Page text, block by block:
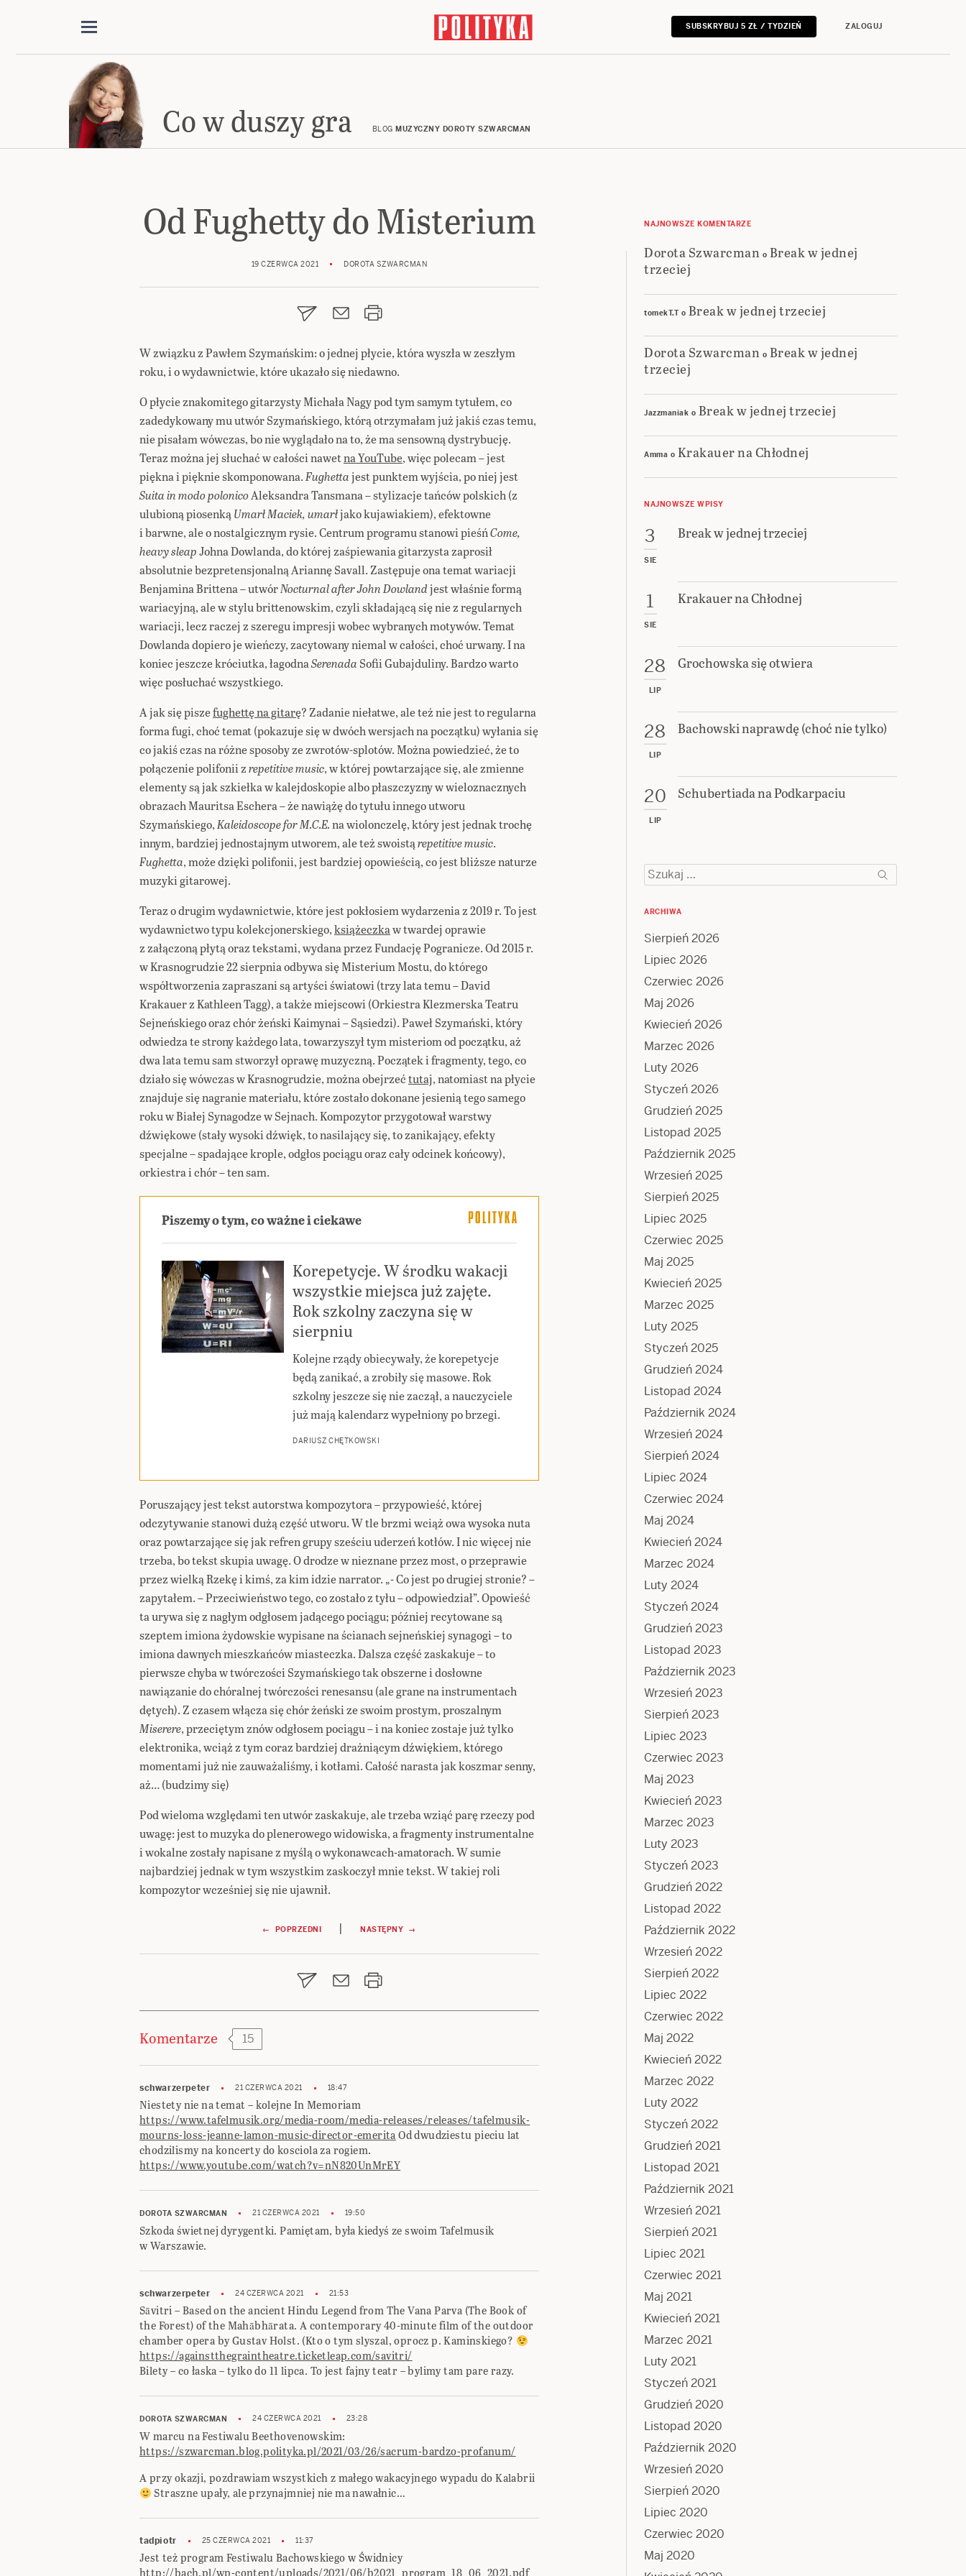
SUBSKRYBUJ 5 ZŁ / TYDZIEŃ ZALOGUJ
Co w duszy gra BLOG MUZYCZNY DOROTY SZWARCMAN
Od Fughetty do Misterium
19 CZERWCA 2021 DOROTA SZWARCMAN
W związku z Pawłem Szymańskim: o jednej płycie, która wyszła w zeszłym
roku, i o wydawnictwie, które ukazało się niedawno.
O płycie znakomitego gitarzysty Michała Nagy pod tym samym tytułem, co
zadedykowany mu utwór Szymańskiego, którą otrzymałam już jakiś czas temu,
nie pisałam wówczas, bo nie wyglądało na to, że ma sensowną dystrybucję.
Teraz można jej słuchać w całości nawetna YouTube, więc polecam – jest
piękna i pięknie skomponowana.Fughettajest punktem wyjścia, po niej jest
Suita in modo polonicoAleksandra Tansmana – stylizacje tańców polskich (z
ulubioną piosenkąUmarł Maciek, umarłjako kujawiakiem), efektowne
i barwne, ale o nostalgicznym rysie. Centrum programu stanowi pieśńCome,
heavy sleapJohna Dowlanda, do której zaśpiewania gitarzysta zaprosił
absolutnie bezpretensjonalną Ariannę Savall. Zastępuje ona temat wariacji
Benjamina Brittena – utwórNocturnal after John Dowlandjest właśnie formą
wariacyjną, ale w stylu brittenowskim, czyli składającą się nie z regularnych
wariacji, lecz raczej z szeregu impresji wobec wybranych motywów. Temat
Dowlanda dopiero je wieńczy, zacytowany niemal w całości, choć urwany. I na
koniec jeszcze króciutka, łagodnaSerenada Sofii Gubajduliny. Bardzo warto
więc posłuchać wszystkiego.
A jak się piszefughettę na gitarę? Zadanie niełatwe, ale też nie jest to regularna
forma fugi, choć temat (pokazuje się w dwóch wersjach na początku) wyłania się
co jakiś czas na różne sposoby ze zwrotów-splotów. Można powiedzieć, że to
połączenie polifonii zrepetitive music, w której powtarzające się, ale zmienne
elementy są jak szkiełka w kalejdoskopie albo płaszczyzny w wieloznacznych
obrazach Mauritsa Eschera – że nawiążę do tytułu innego utworu
Szymańskiego,Kaleidoscope for M.C.E.na wiolonczelę, który jest jednak trochę
innym, bardziej jednostajnym utworem, ale też swoistąrepetitive music.
Fughetta, może dzięki polifonii, jest bardziej opowieścią, co jest bliższe naturze
muzyki gitarowej.
Teraz o drugim wydawnictwie, które jest pokłosiem wydarzenia z 2019 r. To jest
wydawnictwo typu kolekcjonerskiego,książeczkaw twardej oprawie
z załączoną płytą oraz tekstami, wydana przez Fundację Pogranicze. Od 2015 r.
w Krasnogrudzie 22 sierpnia odbywa się Misterium Mostu, do którego
współtworzenia zapraszani są artyści światowi (trzy lata temu – David
Krakauer z Kathleen Tagg), a także miejscowi (Orkiestra Klezmerska Teatru
Sejneńskiego oraz chór żeński Kaimynai – Sąsiedzi). Paweł Szymański, który
odwiedza te strony każdego lata, towarzyszył tym misteriom od początku, aż
dwa lata temu sam stworzył oprawę muzyczną. Początek i fragmenty, tego, co
działo się wówczas w Krasnogrudzie, można obejrzećtutaj, natomiast na płycie
znajduje się nagranie materiału, które zostało dokonane jesienią tego samego
roku w Białej Synagodze w Sejnach. Kompozytor przygotował warstwy
dźwiękowe (stały wysoki dźwięk, to nasilający się, to zanikający, efekty
specjalne – spadające krople, odgłos pociągu oraz cały odcinek końcowy),
orkiestra i chór – ten sam.
Piszemy o tym, co ważne i ciekawe
Korepetycje. W środku wakacji
wszystkie miejsca już zajęte.
Rok szkolny zaczyna się w
sierpniu
Kolejne rządy obiecywały, że korepetycje
będą zanikać, a zrobiły się masowe. Rok
szkolny jeszcze się nie zaczął, a nauczyciele
już mają kalendarz wypełniony po brzegi.
DARIUSZ CHĘTKOWSKI
Poruszający jest tekst autorstwa kompozytora – przypowieść, której
odczytywanie stanowi dużą część utworu. W tle brzmi wciąż owa wysoka nuta
oraz powtarzające się jak refren grupy sześciu uderzeń kotłów. I nic więcej nie
trzeba, bo tekst skupia uwagę. O drodze w nieznane przez most, o przeprawie
przez wielką Rzekę i kimś, za kim idzie narrator. „- Co jest po drugiej stronie? –
zapytałem. – Przeciwieństwo tego, co zostało z tyłu – odpowiedział”. Opowieść
ta urywa się z nagłym odgłosem jadącego pociągu; później recytowane są
szeptem imiona żydowskie wypisane na ścianach sejneńskiej synagogi – to
imiona dawnych mieszkańców miasteczka. Dalsza część zaskakuje – to
pierwsze chyba w twórczości Szymańskiego tak obszerne i dosłowne
nawiązanie do chóralnej twórczości renesansu (ale grane na instrumentach
dętych). Z czasem włącza się chór żeński ze swoim prostym, proszalnym
Miserere, przeciętym znów odgłosem pociągu – i na koniec zostaje już tylko
elektronika, wciąż z tym coraz bardziej drażniącym dźwiękiem, którego
momentami już nie zauważaliśmy, i kotłami. Całość narasta jak koszmar senny,
aż… (budzimy się)
Pod wieloma względami ten utwór zaskakuje, ale trzeba wziąć parę rzeczy pod
uwagę: jest to muzyka do plenerowego widowiska, a fragmenty instrumentalne
i wokalne zostały napisane z myślą o wykonawcach-amatorach. W sumie
najbardziej jednak w tym wszystkim zaskoczył mnie tekst. W takiej roli
kompozytor wcześniej się nie ujawnił.
wpisu
← POPRZEDNI | NASTĘPNY →
Komentarze 15
schwarzerpeter 21 CZERWCA 2021 18:47
Niestety nie na temat – kolejne In Memoriam
https://www.tafelmusik.org/media-room/media-releases/releases/tafelmusik-
mourns-loss-jeanne-lamon-music-director-emeritaOd dwudziestu pieciu lat
chodzilismy na koncerty do kosciola za rogiem.
https://www.youtube.com/watch?v=nN820UnMrEY
DOROTA SZWARCMAN 21 CZERWCA 2021 19:50
Szkoda świetnej dyrygentki. Pamiętam, była kiedyś ze swoim Tafelmusik
w Warszawie.
schwarzerpeter 24 CZERWCA 2021 21:53
Sāvitri – Based on the ancient Hindu Legend from The Vana Parva (The Book of
the Forest) of the Mahābhārata. A contemporary 40-minute film of the outdoor
chamber opera by Gustav Holst. (Kto o tym slyszal, oprocz p. Kaminskiego?
https://againstthegraintheatre.ticketleap.com/savitri/
Bilety – co łaska – tylko do 11 lipca. To jest fajny teatr – bylimy tam pare razy.
DOROTA SZWARCMAN 24 CZERWCA 2021 23:28
W marcu na Festiwalu Beethovenowskim:
https://szwarcman.blog.polityka.pl/2021/03/26/sacrum-bardzo-profanum/
A przy okazji, pozdrawiam wszystkich z małego wakacyjnego wypadu do Kalabrii
Straszne upały, ale przynajmniej nie ma nawałnic…
tadpiotr 25 CZERWCA 2021 11:37
Jest też program Festiwalu Bachowskiego w Świdnicy
NAJNOWSZE KOMENTARZE
Dorota Szwarcman o Break w jednej
trzeciej
tomekT.To Break w jednej trzeciej
Dorota Szwarcman o Break w jednej
trzeciej
Jazzmaniak o Break w jednej trzeciej
Amma o Krakauer na Chłodnej
NAJNOWSZE WPISY
3
SIE
Break w jednej trzeciej
1
SIE
Krakauer na Chłodnej
28
LIP
Grochowska się otwiera
28
LIP
Bachowski naprawdę (choć nie tylko)
20
LIP
Schubertiada na Podkarpaciu
Szukaj:
ARCHIWA
Sierpień 2026
Lipiec 2026
Czerwiec 2026
Maj 2026
Kwiecień 2026
Marzec 2026
Luty 2026
Styczeń 2026
Grudzień 2025
Listopad 2025
Październik 2025
Wrzesień 2025
Sierpień 2025
Lipiec 2025
Czerwiec 2025
Maj 2025
Kwiecień 2025
Marzec 2025
Luty 2025
Styczeń 2025
Grudzień 2024
Listopad 2024
Październik 2024
Wrzesień 2024
Sierpień 2024
Lipiec 2024
Czerwiec 2024
Maj 2024
Kwiecień 2024
Marzec 2024
Luty 2024
Styczeń 2024
Grudzień 2023
Listopad 2023
Październik 2023
Wrzesień 2023
Sierpień 2023
Lipiec 2023
Czerwiec 2023
Maj 2023
Kwiecień 2023
Marzec 2023
Luty 2023
Styczeń 2023
Grudzień 2022
Listopad 2022
Październik 2022
Wrzesień 2022
Sierpień 2022
Lipiec 2022
Czerwiec 2022
Maj 2022
Kwiecień 2022
Marzec 2022
Luty 2022
Styczeń 2022
Grudzień 2021
Listopad 2021
Październik 2021
Wrzesień 2021
Sierpień 2021
Lipiec 2021
Czerwiec 2021
Maj 2021
Kwiecień 2021
Marzec 2021
Luty 2021
Styczeń 2021
Grudzień 2020
Listopad 2020
Październik 2020
Wrzesień 2020
Sierpień 2020
Lipiec 2020
Czerwiec 2020
Maj 2020